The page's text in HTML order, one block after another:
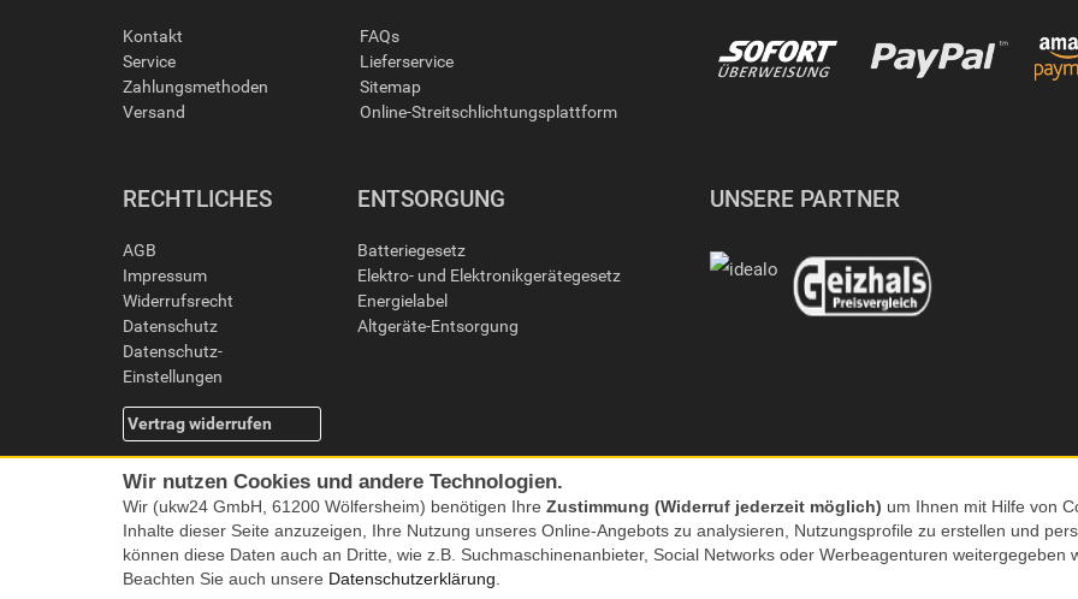
Kontakt
Service
Zahlungsmethoden
Versand
FAQs
Lieferservice
Sitemap
Online-Streitschlichtungsplattform
RECHTLICHES
AGB
Impressum
Widerrufsrecht
Datenschutz
Datenschutz-
Einstellungen
Vertrag widerrufen
ENTSORGUNG
Batteriegesetz
Elektro- und Elektronikgerätegesetz
Energielabel
Altgeräte-Entsorgung
UNSERE PARTNER
Wir nutzen Cookies und andere Technologien.
Wir (ukw24 GmbH, 61200 Wölfersheim) benötigen Ihre Zustimmung (Widerruf jederzeit möglich) um Ihnen mit Hilfe von
Inhalte dieser Seite anzuzeigen, Ihre Nutzung unseres Online-Angebots zu analysieren, Nutzungsprofile zu erstellen und
können diese Daten auch an Dritte, wie z.B. Suchmaschinenanbieter, Social Networks oder Werbeagenturen
Beachten Sie auch unsere Datenschutzerklärung.